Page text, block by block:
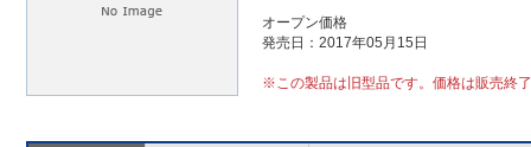
オープン価格
発売日：2017年05月15日
※この製品は旧型品です。価格は販売終